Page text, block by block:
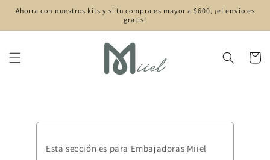
directamente
Ahorra con nuestros kits y si tu compra es mayor a $600, ¡el envío es
gratis!
Carrito
Esta sección es para Embajadoras Miiel